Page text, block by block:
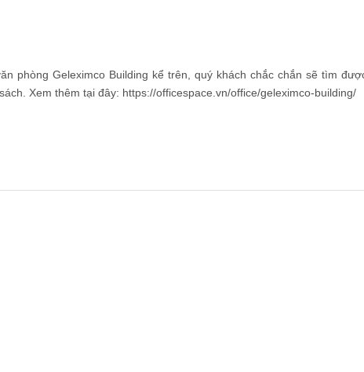
phòng Geleximco Building kể trên, quý khách chắc chắn sẽ tìm
Xem thêm tại đây: https://officespace.vn/office/geleximco-building/